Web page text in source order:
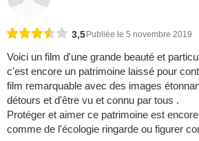
3,5Publiée le 5 novembre 2019
Voici un film d'une grande beauté et
c'est encore un patrimoine laissé pour
film remarquable avec des images
détours et d'être vu et connu par tous .
Protéger et aimer ce patrimoine est
comme de l'écologie ringarde ou figurer